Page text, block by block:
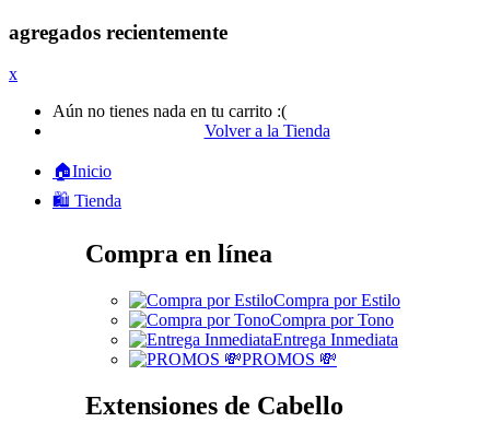
agregados recientemente
x
Aún no tienes nada en tu carrito :(
Volver a la Tienda
🏠Inicio
🛍️ Tienda
Compra en línea
Compra por Estilo
Compra por Tono
Entrega Inmediata
PROMOS 💸
Extensiones de Cabello